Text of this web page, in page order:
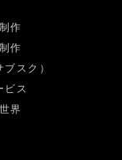
作
作
スク）
ビス
界